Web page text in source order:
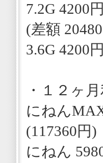
7.2G 4200
(差額
3.6G 4200
・１２ヶ
にねん
(117360円)
にねん